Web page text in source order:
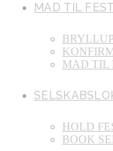
MAD TIL
MAD TIL
HOLD
BOOK